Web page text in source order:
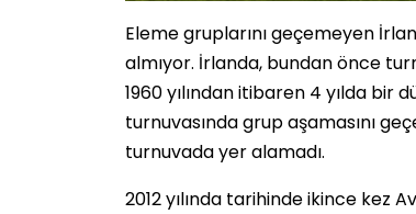
Eleme gruplarını geçemeyen
almıyor. İrlanda, bundan önce
1960 yılından itibaren 4 yılda bir
turnuvasında grup aşamasını
turnuvada yer alamadı.
2012 yılında tarihinde ikince kez